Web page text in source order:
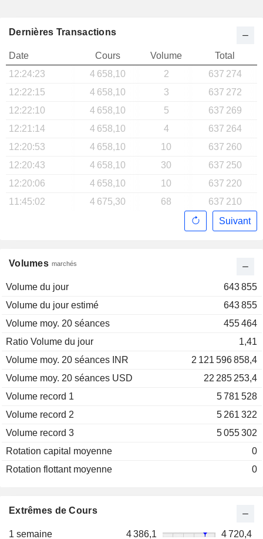
Volumes marchés
Volume du jour
643 855
Volume du jour estimé
643 855
Volume moy. 20 séances
455 464
Ratio Volume du jour
1,41
Volume moy. 20 séances INR
2 121 596 858,4
Volume moy. 20 séances USD
22 285 253,4
Volume record 1
5 781 528
Volume record 2
5 261 322
Volume record 3
5 055 302
Rotation capital moyenne
0
Rotation flottant moyenne
0
Dernières Transactions
Date Cours Volume
Total
12:24:23
4 658,10 2
637 274
12:22:15
4 658,10 3
637 272
12:22:10
4 658,10 5
637 269
12:21:14
4 658,10 4
637 264
12:20:53
4 658,10 10
637 260
12:20:43
4 658,10 30
637 250
12:20:06
4 658,10 10
637 220
11:45:02
4 675,30 68
637 210
Suivant
Extrêmes de Cours
1 semaine 4 386,1 4 720,4